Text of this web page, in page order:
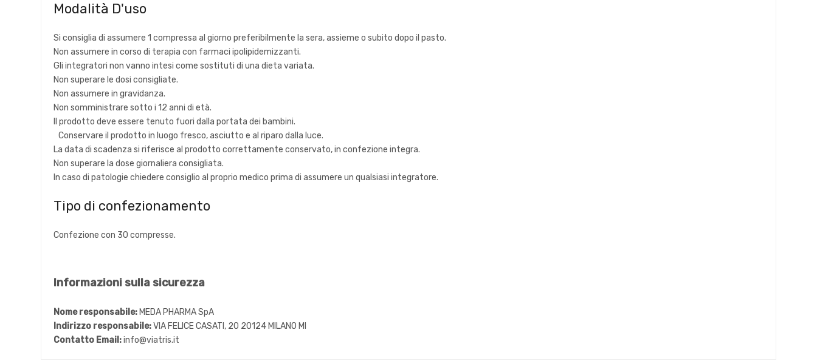
Modalità D'uso
Si consiglia di assumere 1 compressa al giorno preferibilmente la sera, assieme o subito dopo il pasto.
Non assumere in corso di terapia con farmaci ipolipidemizzanti.
Gli integratori non vanno intesi come sostituti di una dieta variata.
Non superare le dosi consigliate.
Non assumere in gravidanza.
Non somministrare sotto i 12 anni di età.
Il prodotto deve essere tenuto fuori dalla portata dei bambini.
Conservare il prodotto in luogo fresco, asciutto e al riparo dalla luce.
La data di scadenza si riferisce al prodotto correttamente conservato, in confezione integra.
Non superare la dose giornaliera consigliata.
In caso di patologie chiedere consiglio al proprio medico prima di assumere un qualsiasi integratore.
Tipo di confezionamento
Confezione con 30 compresse.
Informazioni sulla sicurezza
Nome responsabile: MEDA PHARMA SpA
Indirizzo responsabile:VIA FELICE CASATI, 20 20124 MILANO MI
Contatto Email:info@viatris.it